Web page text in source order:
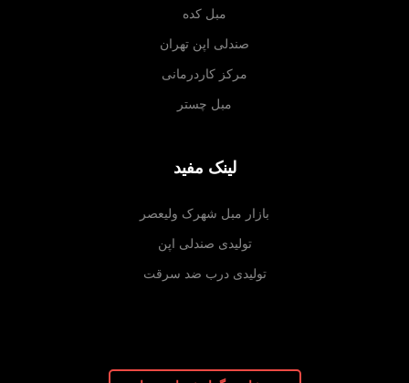
مبل کده
صندلی اپن تهران
مرکز کاردرمانی
مبل چستر
لینک مفید
بازار مبل شهرک ولیعصر
تولیدی صندلی اپن
تولیدی درب ضد سرقت